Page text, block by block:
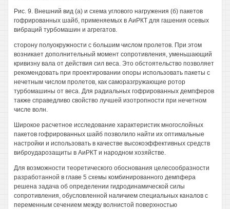
Рис. 9. Внешний вид (а) и схема углового нагружения (б) пакетов
гофрированных шайб, применяемых в АиРКТ для гашения осевых
вибраций турбомашин и агрегатов.
сторону полуокружности с большим числом пролетов. При этом
возникает дополнительный момент сопротивления, уменьшающий
кривизну вала от действия сил веса. Это обстоятельство позволяет
рекомендовать при проектировании опоры использовать пакеты с
нечетным числом пролетов, как саморазгружающие ротор
турбомашины от веса. Для радиальных гофрированных демпферов
также справедливо свойство лучшей изотропности при нечетном
числе волн.
Широкое расчетное исследование характеристик многослойных
пакетов гофрированных шайб позволило найти их оптимальные
настройки и использовать в качестве высокоэффективных средств
виброударозащиты в АиРКТ и народном хозяйстве.
Для возможности теоретического обоснования целесообразности
разработанной в главе 5 схемы комбинированного демпфера
решена задача об определении гидродинамической силы
сопротивления, обусловленной наличием специальных каналов с
переменным сечением между волнистой поверхностью